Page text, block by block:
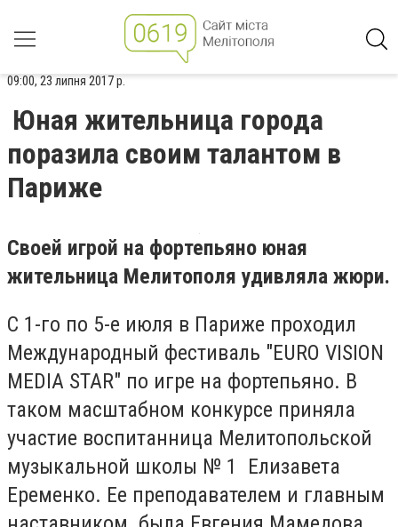
09:00, 23 липня 2017 р.
Юная жительница города
поразила своим талантом в
Париже
Своей игрой на фортепьяно юная
жительница Мелитополя удивляла жюри.
С 1-го по 5-е июля в Париже проходил
Международный фестиваль "EURO VISION
MEDIA STAR" по игре на фортепьяно. В
таком масштабном конкурсе приняла
участие воспитанница Мелитопольской
музыкальной школы № 1 Елизавета
Еременко. Ее преподавателем и главным